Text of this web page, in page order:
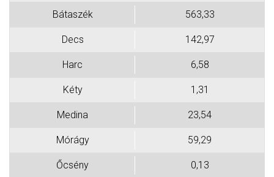
Bátaszék 563,33
Decs 142,97
Harc 6,58
Kéty 1,31
Medina 23,54
Mórágy 59,29
Őcsény 0,13